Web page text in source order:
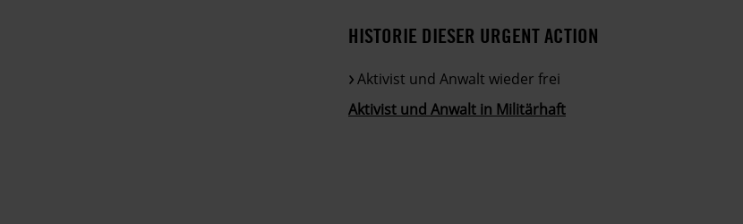
HISTORIE DIESER URGENT ACTION
Aktivist und Anwalt wieder frei
Aktivist und Anwalt in Militärhaft